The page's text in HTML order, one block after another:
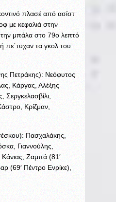
πλασέ από ασίστ
με κεφαλιά στην
μπάλα στο 79ο λεπτό
πε΄τυχαν τα γκολ του
Πετράκης): Νεόφυτος
Κάργας, Αλέξης
Κρίζμαν,
Πασχαλάκης,
Γιαννούλης,
Κάνιας, Ζαμπά (81′
(69′ Πέντρο Ενρίκε),